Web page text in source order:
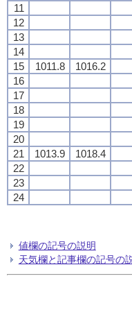
11
12
13
14
15
1011.8 1016.2
16
17
18
19
20
21
1013.9 1018.4
22
23
24
値欄の記号の説明
天気欄と記事欄の記号の